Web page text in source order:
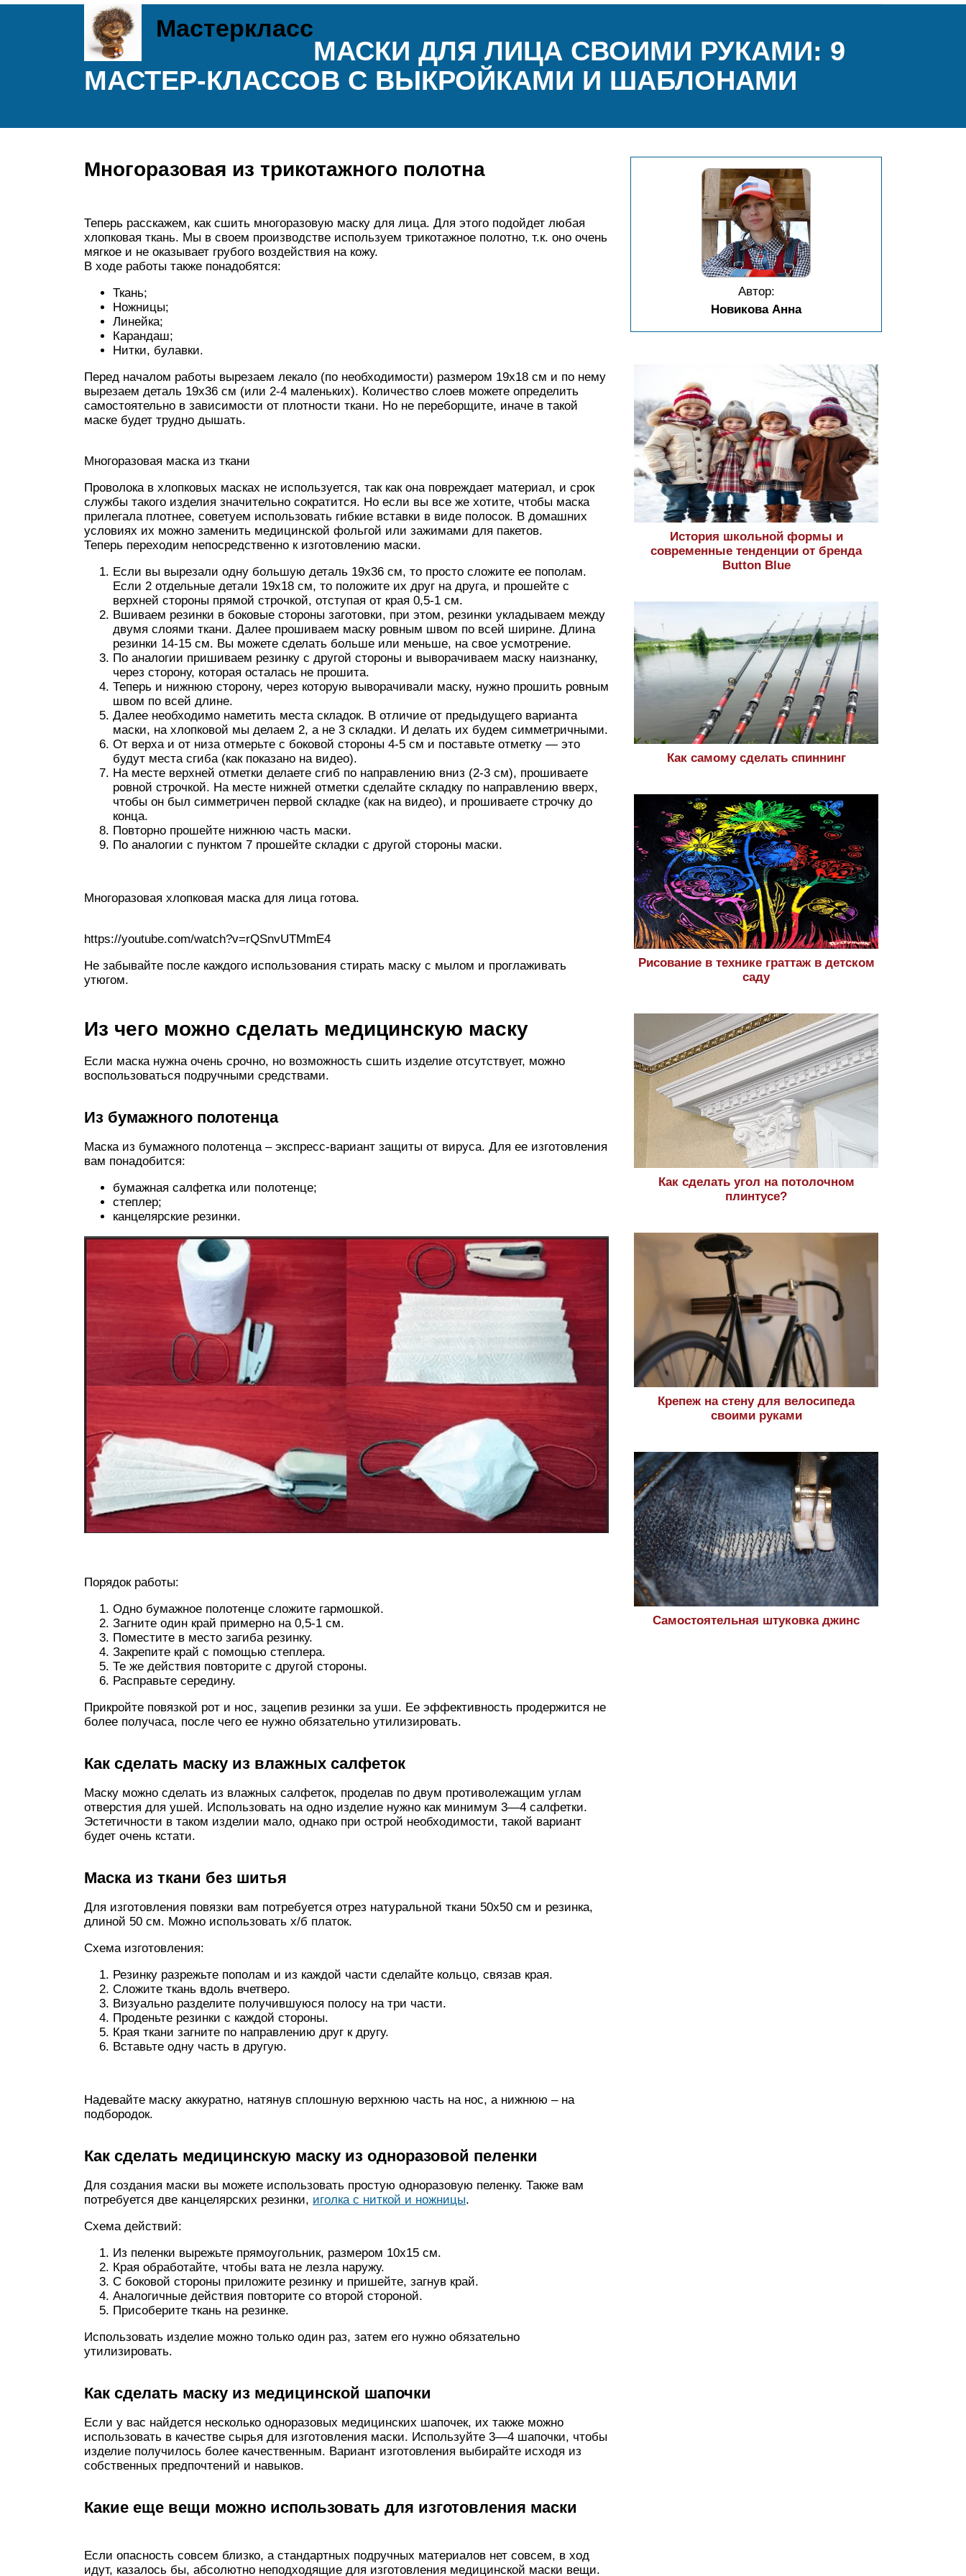
Мастеркласс
МАСКИ ДЛЯ ЛИЦА СВОИМИ РУКАМИ: 9
МАСТЕР-КЛАССОВ С ВЫКРОЙКАМИ И ШАБЛОНАМИ
Многоразовая из трикотажного полотна
Теперь расскажем, как сшить многоразовую маску для лица. Для этого подойдет любая
хлопковая ткань. Мы в своем производстве используем трикотажное полотно, т.к. оно очень
мягкое и не оказывает грубого воздействия на кожу.
В ходе работы также понадобятся:
Ткань;
Ножницы;
Линейка;
Карандаш;
Нитки, булавки.
Перед началом работы вырезаем лекало (по необходимости) размером 19х18 см и по нему
вырезаем деталь 19х36 см (или 2-4 маленьких). Количество слоев можете определить
самостоятельно в зависимости от плотности ткани. Но не переборщите, иначе в такой
маске будет трудно дышать.
Многоразовая маска из ткани
Проволока в хлопковых масках не используется, так как она повреждает материал, и срок
службы такого изделия значительно сократится. Но если вы все же хотите, чтобы маска
прилегала плотнее, советуем использовать гибкие вставки в виде полосок. В домашних
условиях их можно заменить медицинской фольгой или зажимами для пакетов.
Теперь переходим непосредственно к изготовлению маски.
Если вы вырезали одну большую деталь 19х36 см, то просто сложите ее пополам.
Если 2 отдельные детали 19х18 см, то положите их друг на друга, и прошейте с
верхней стороны прямой строчкой, отступая от края 0,5-1 см.
Вшиваем резинки в боковые стороны заготовки, при этом, резинки укладываем между
двумя слоями ткани. Далее прошиваем маску ровным швом по всей ширине. Длина
резинки 14-15 см. Вы можете сделать больше или меньше, на свое усмотрение.
По аналогии пришиваем резинку с другой стороны и выворачиваем маску наизнанку,
через сторону, которая осталась не прошита.
Теперь и нижнюю сторону, через которую выворачивали маску, нужно прошить ровным
швом по всей длине.
Далее необходимо наметить места складок. В отличие от предыдущего варианта
маски, на хлопковой мы делаем 2, а не 3 складки. И делать их будем симметричными.
От верха и от низа отмерьте с боковой стороны 4-5 см и поставьте отметку — это
будут места сгиба (как показано на видео).
На месте верхней отметки делаете сгиб по направлению вниз (2-3 см), прошиваете
ровной строчкой. На месте нижней отметки сделайте складку по направлению вверх,
чтобы он был симметричен первой складке (как на видео), и прошиваете строчку до
конца.
Повторно прошейте нижнюю часть маски.
По аналогии с пунктом 7 прошейте складки с другой стороны маски.
Многоразовая хлопковая маска для лица готова.
https://youtube.com/watch?v=rQSnvUTMmE4
Не забывайте после каждого использования стирать маску с мылом и проглаживать
утюгом.
Из чего можно сделать медицинскую маску
Если маска нужна очень срочно, но возможность сшить изделие отсутствует, можно
воспользоваться подручными средствами.
Из бумажного полотенца
Маска из бумажного полотенца – экспресс-вариант защиты от вируса. Для ее изготовления
вам понадобится:
бумажная салфетка или полотенце;
степлер;
канцелярские резинки.
Порядок работы:
Одно бумажное полотенце сложите гармошкой.
Загните один край примерно на 0,5-1 см.
Поместите в место загиба резинку.
Закрепите край с помощью степлера.
Те же действия повторите с другой стороны.
Расправьте середину.
Прикройте повязкой рот и нос, зацепив резинки за уши. Ее эффективность продержится не
более получаса, после чего ее нужно обязательно утилизировать.
Как сделать маску из влажных салфеток
Маску можно сделать из влажных салфеток, проделав по двум противолежащим углам
отверстия для ушей. Использовать на одно изделие нужно как минимум 3—4 салфетки.
Эстетичности в таком изделии мало, однако при острой необходимости, такой вариант
будет очень кстати.
Маска из ткани без шитья
Для изготовления повязки вам потребуется отрез натуральной ткани 50х50 см и резинка,
длиной 50 см. Можно использовать х/б платок.
Схема изготовления:
Резинку разрежьте пополам и из каждой части сделайте кольцо, связав края.
Сложите ткань вдоль вчетверо.
Визуально разделите получившуюся полосу на три части.
Проденьте резинки с каждой стороны.
Края ткани загните по направлению друг к другу.
Вставьте одну часть в другую.
Надевайте маску аккуратно, натянув сплошную верхнюю часть на нос, а нижнюю – на
подбородок.
Как сделать медицинскую маску из одноразовой пеленки
Для создания маски вы можете использовать простую одноразовую пеленку. Также вам
потребуется две канцелярских резинки, иголка с ниткой и ножницы.
Схема действий:
Из пеленки вырежьте прямоугольник, размером 10х15 см.
Края обработайте, чтобы вата не лезла наружу.
С боковой стороны приложите резинку и пришейте, загнув край.
Аналогичные действия повторите со второй стороной.
Присоберите ткань на резинке.
Использовать изделие можно только один раз, затем его нужно обязательно
утилизировать.
Как сделать маску из медицинской шапочки
Если у вас найдется несколько одноразовых медицинских шапочек, их также можно
использовать в качестве сырья для изготовления маски. Используйте 3—4 шапочки, чтобы
изделие получилось более качественным. Вариант изготовления выбирайте исходя из
собственных предпочтений и навыков.
Какие еще вещи можно использовать для изготовления маски
Если опасность совсем близко, а стандартных подручных материалов нет совсем, в ход
идут, казалось бы, абсолютно неподходящие для изготовления медицинской маски вещи.
Автор:
Новикова Анна
История школьной формы и
современные тенденции от бренда
Button Blue
Как самому сделать спиннинг
Рисование в технике граттаж в детском
саду
Как сделать угол на потолочном
плинтусе?
Крепеж на стену для велосипеда
своими руками
Самостоятельная штуковка джинс